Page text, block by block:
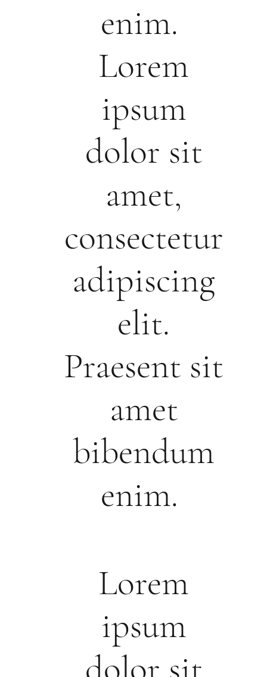
Lorem
ipsum
enim.
Lorem
ipsum
dolor sit
amet,
consectetur
adipiscing
elit.
Praesent sit
amet
bibendum
enim.